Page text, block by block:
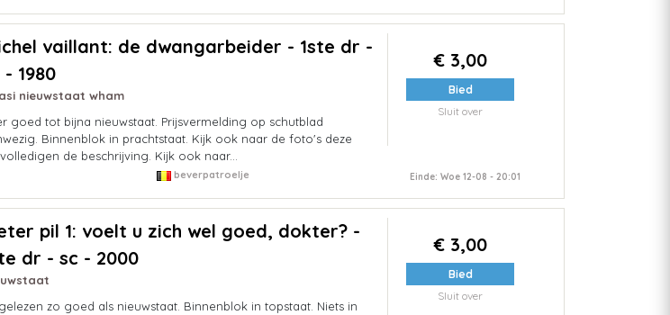
vaillant: de dwangarbeider - 1ste dr -
- 1980
nieuwstaat wham
goed tot bijna nieuwstaat. Prijsvermelding op schutblad
Binnenblok in prachtstaat. Kijk ook naar de foto's deze
de beschrijving. Kijk ook naar...
€ 3,00
Bied
Sluit over
beverpatroelje Einde: Woe 12-08 - 20:01
pil 1: voelt u zich wel goed, dokter? -
dr - sc - 2000
zo goed als nieuwstaat. Binnenblok in topstaat. Niets in
€ 3,00
Bied
Sluit over